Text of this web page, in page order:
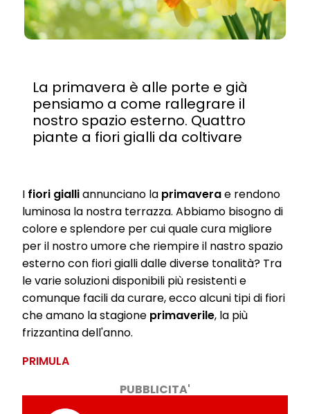
La primavera è alle porte e già
pensiamo a come rallegrare il
nostro spazio esterno. Quattro
piante a fiori gialli da coltivare
I fiori gialliannunciano la primaverae rendono
luminosa la nostra terrazza. Abbiamo bisogno di
colore e splendore per cui quale cura migliore
per il nostro umore che riempire il nastro spazio
esterno con fiori gialli dalle diverse tonalità? Tra
le varie soluzioni disponibili più resistenti e
comunque facili da curare, ecco alcuni tipi di fiori
che amano la stagione primaverile, la più
frizzantina dell'anno.
PRIMULA
PUBBLICITA'